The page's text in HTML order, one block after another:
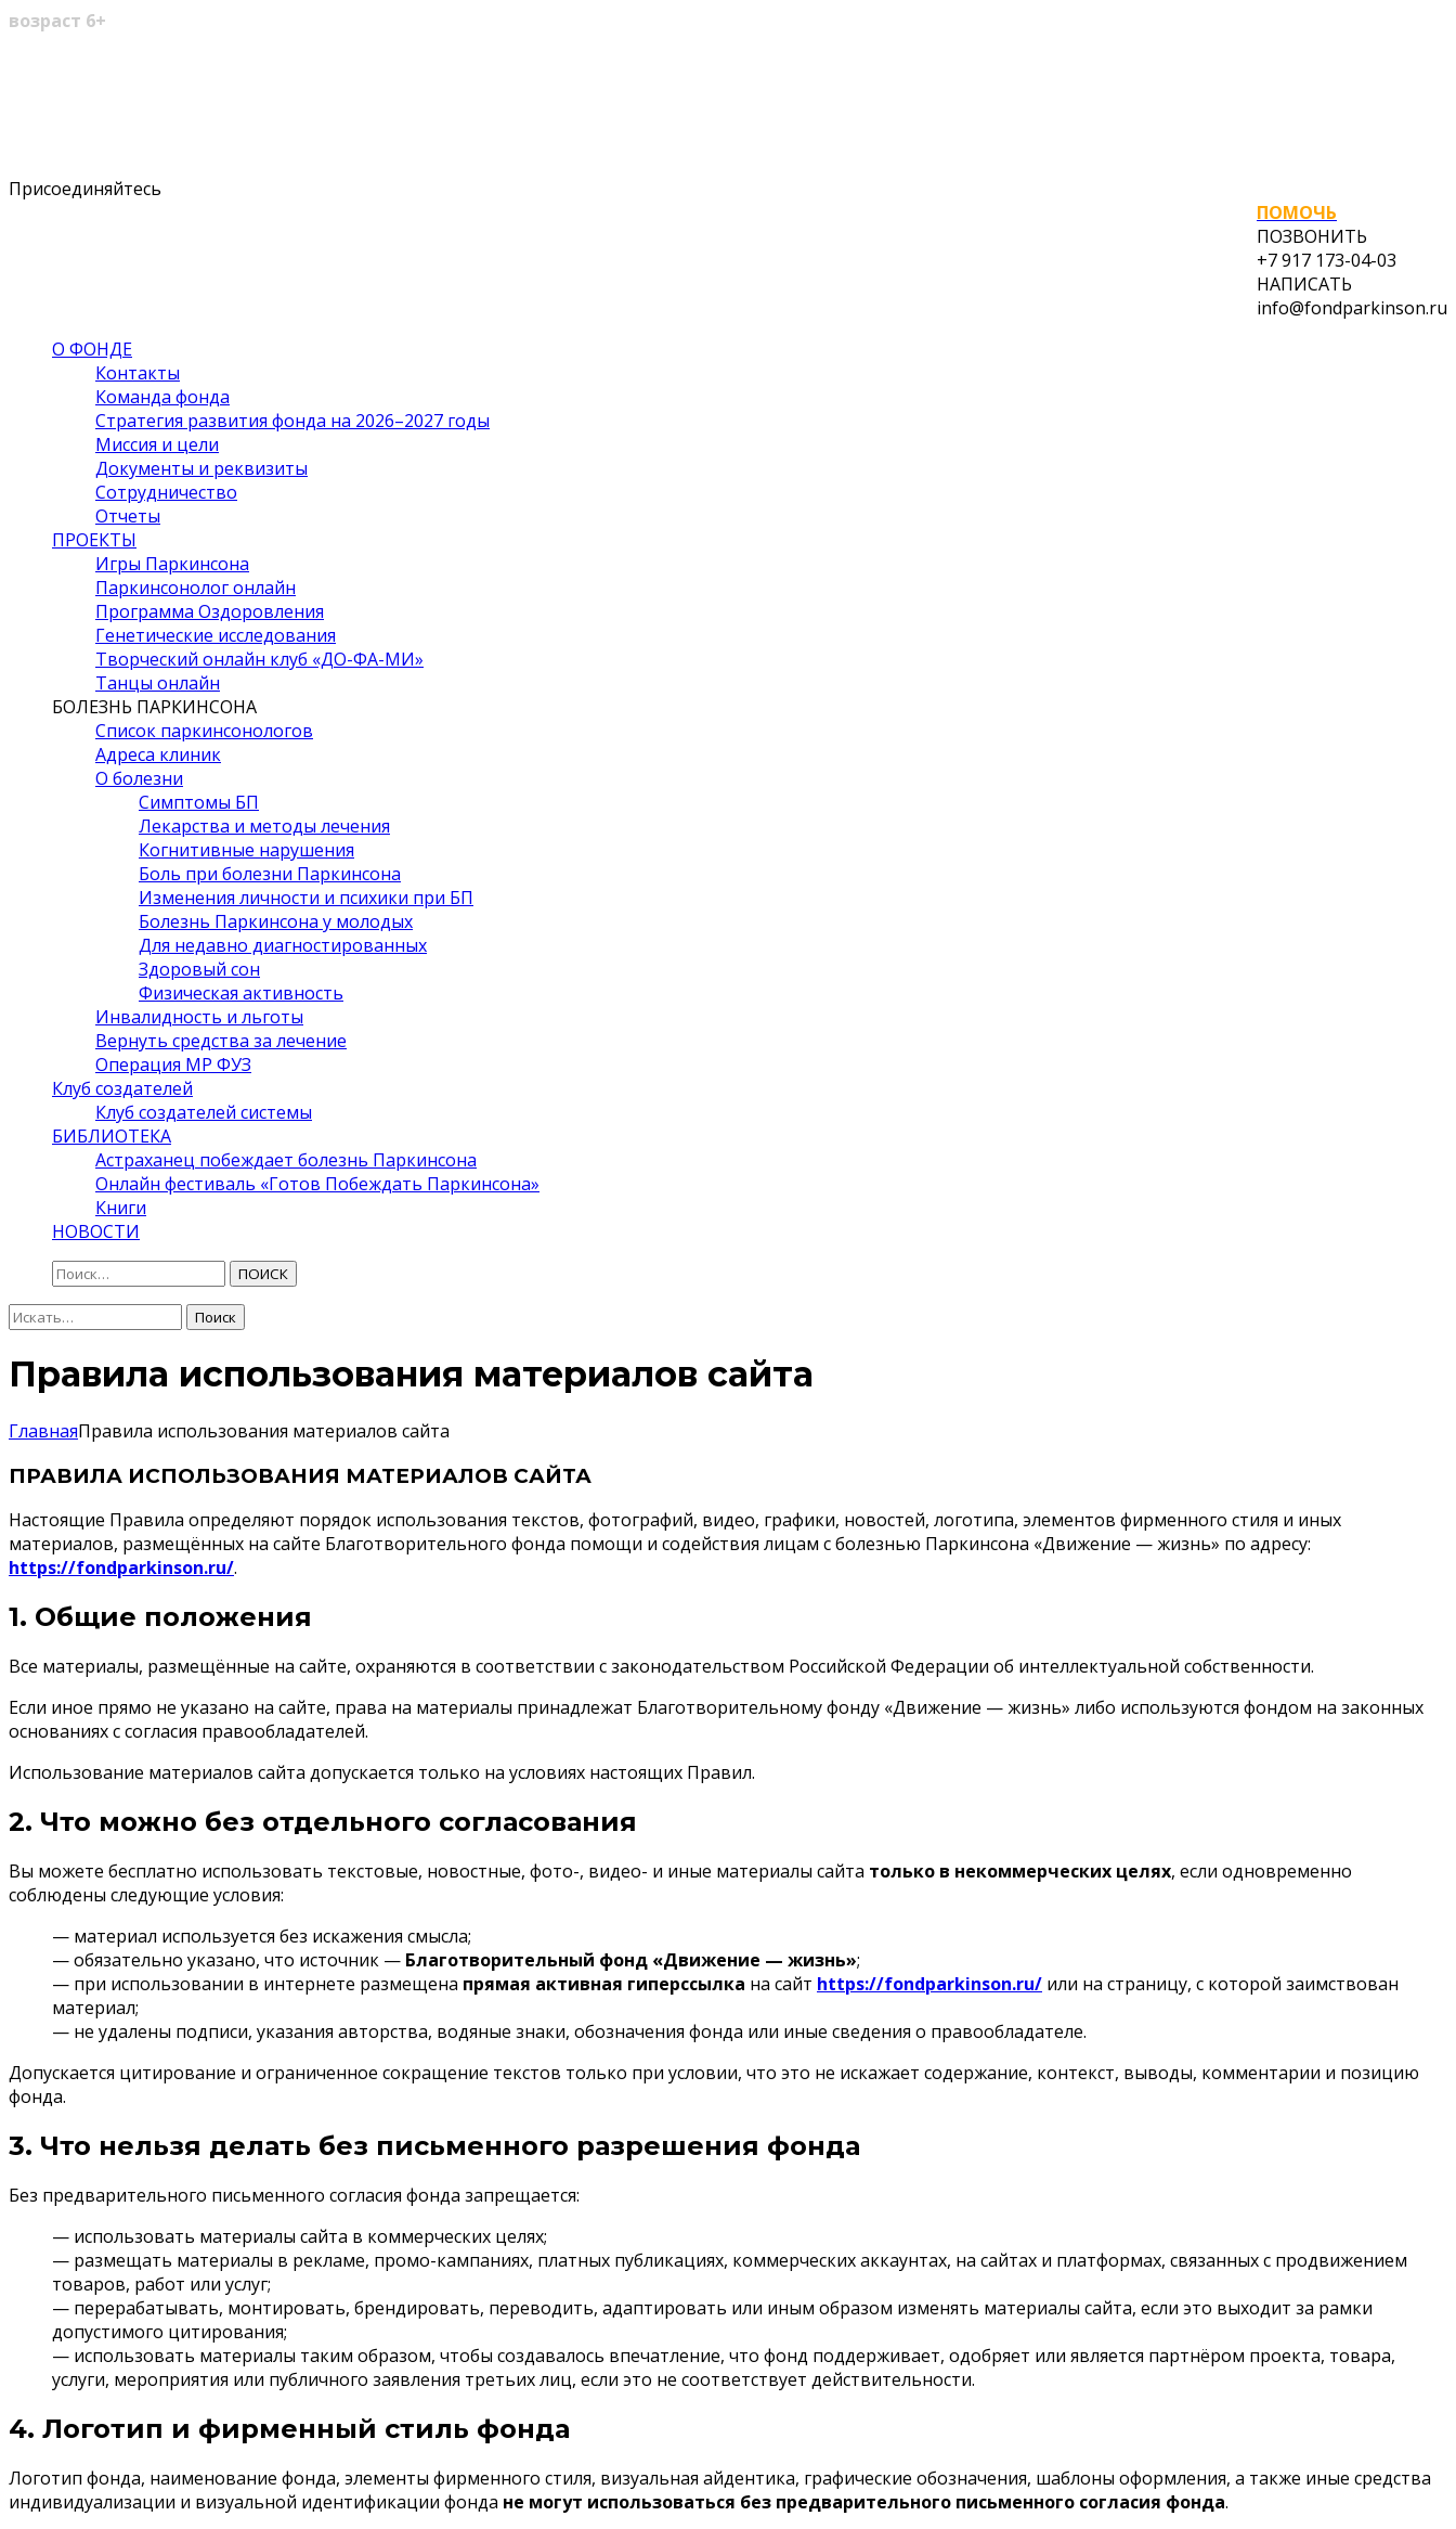
возраст 6+
Присоединяйтесь
ПОМОЧЬ
ПОЗВОНИТЬ
+7 917 173-04-03
НАПИСАТЬ
info@fondparkinson.ru
О ФОНДЕ
Контакты
Команда фонда
Стратегия развития фонда на 2026–2027 годы
Миссия и цели
Документы и реквизиты
Сотрудничество
Отчеты
ПРОЕКТЫ
Игры Паркинсона
Паркинсонолог онлайн
Программа Оздоровления
Генетические исследования
Творческий онлайн клуб «ДО-ФА-МИ»
Танцы онлайн
БОЛЕЗНЬ ПАРКИНСОНА
Список паркинсонологов
Адреса клиник
О болезни
Симптомы БП
Лекарства и методы лечения
Когнитивные нарушения
Боль при болезни Паркинсона
Изменения личности и психики при БП
Болезнь Паркинсона у молодых
Для недавно диагностированных
Здоровый сон
Физическая активность
Инвалидность и льготы
Вернуть средства за лечение
Операция МР ФУЗ
Клуб создателей
Клуб создателей системы
БИБЛИОТЕКА
Астраханец побеждает болезнь Паркинсона
Онлайн фестиваль «Готов Побеждать Паркинсона»
Книги
НОВОСТИ
ПОИСК
Поиск: Поиск
Правила использования материалов сайта
ГлавнаяПравила использования материалов сайта
ПРАВИЛА ИСПОЛЬЗОВАНИЯ МАТЕРИАЛОВ САЙТА
Настоящие Правила определяют порядок использования текстов, фотографий, видео, графики, новостей, логотипа, элементов фирменного стиля и иных
материалов, размещённых на сайте Благотворительного фонда помощи и содействия лицам с болезнью Паркинсона «Движение — жизнь» по адресу:
https://fondparkinson.ru/.
1. Общие положения
Все материалы, размещённые на сайте, охраняются в соответствии с законодательством Российской Федерации об интеллектуальной собственности.
Если иное прямо не указано на сайте, права на материалы принадлежат Благотворительному фонду «Движение — жизнь» либо используются фондом на законных
основаниях с согласия правообладателей.
Использование материалов сайта допускается только на условиях настоящих Правил.
2. Что можно без отдельного согласования
Вы можете бесплатно использовать текстовые, новостные, фото-, видео- и иные материалы сайта только в некоммерческих целях, если одновременно
соблюдены следующие условия:
— материал используется без искажения смысла;
— обязательно указано, что источник — Благотворительный фонд «Движение — жизнь»;
— при использовании в интернете размещена прямая активная гиперссылка на сайт https://fondparkinson.ru/ или на страницу, с которой заимствован
материал;
— не удалены подписи, указания авторства, водяные знаки, обозначения фонда или иные сведения о правообладателе.
Допускается цитирование и ограниченное сокращение текстов только при условии, что это не искажает содержание, контекст, выводы, комментарии и позицию
фонда.
3. Что нельзя делать без письменного разрешения фонда
Без предварительного письменного согласия фонда запрещается:
— использовать материалы сайта в коммерческих целях;
— размещать материалы в рекламе, промо-кампаниях, платных публикациях, коммерческих аккаунтах, на сайтах и платформах, связанных с продвижением
товаров, работ или услуг;
— перерабатывать, монтировать, брендировать, переводить, адаптировать или иным образом изменять материалы сайта, если это выходит за рамки
допустимого цитирования;
— использовать материалы таким образом, чтобы создавалось впечатление, что фонд поддерживает, одобряет или является партнёром проекта, товара,
услуги, мероприятия или публичного заявления третьих лиц, если это не соответствует действительности.
4. Логотип и фирменный стиль фонда
Логотип фонда, наименование фонда, элементы фирменного стиля, визуальная айдентика, графические обозначения, шаблоны оформления, а также иные средства
индивидуализации и визуальной идентификации фонда не могут использоваться без предварительного письменного согласия фонда.